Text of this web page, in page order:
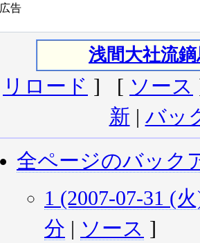
広告
浅間大社流
リロード ] [ ソース
新 | バッ
全ページのバック
1 (2007-07-31 (
分 | ソース ]